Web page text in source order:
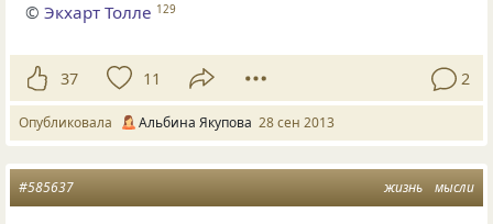
©Экхарт Толле 129
37 11 2
Опубликовала Альбина Якупова 28 сен 2013
жизнь мысли
#585637